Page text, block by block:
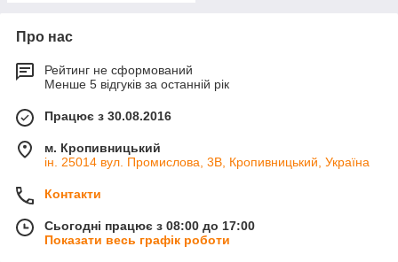
Про нас
Рейтинг не сформований
Менше 5 відгуків за останній рік
Працює з 30.08.2016
м. Кропивницький
ін. 25014 вул. Промислова, 3В, Кропивницький, Україна
Контакти
Сьогодні працює з 08:00 до 17:00
Показати весь графік роботи